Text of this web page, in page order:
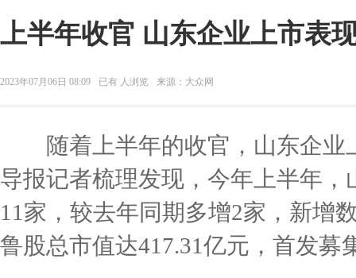
上半年收官 山东企业上市表
2023年07月06日 08:09 已有 人浏览 来源：大众网
随着上半年的收官，山东企业
导报记者梳理发现，今年上半年
11家，较去年同期多增2家，新增
鲁股总市值达417.31亿元，首发募